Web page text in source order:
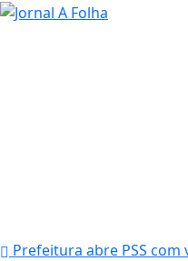
Prefeitura abre PSS com